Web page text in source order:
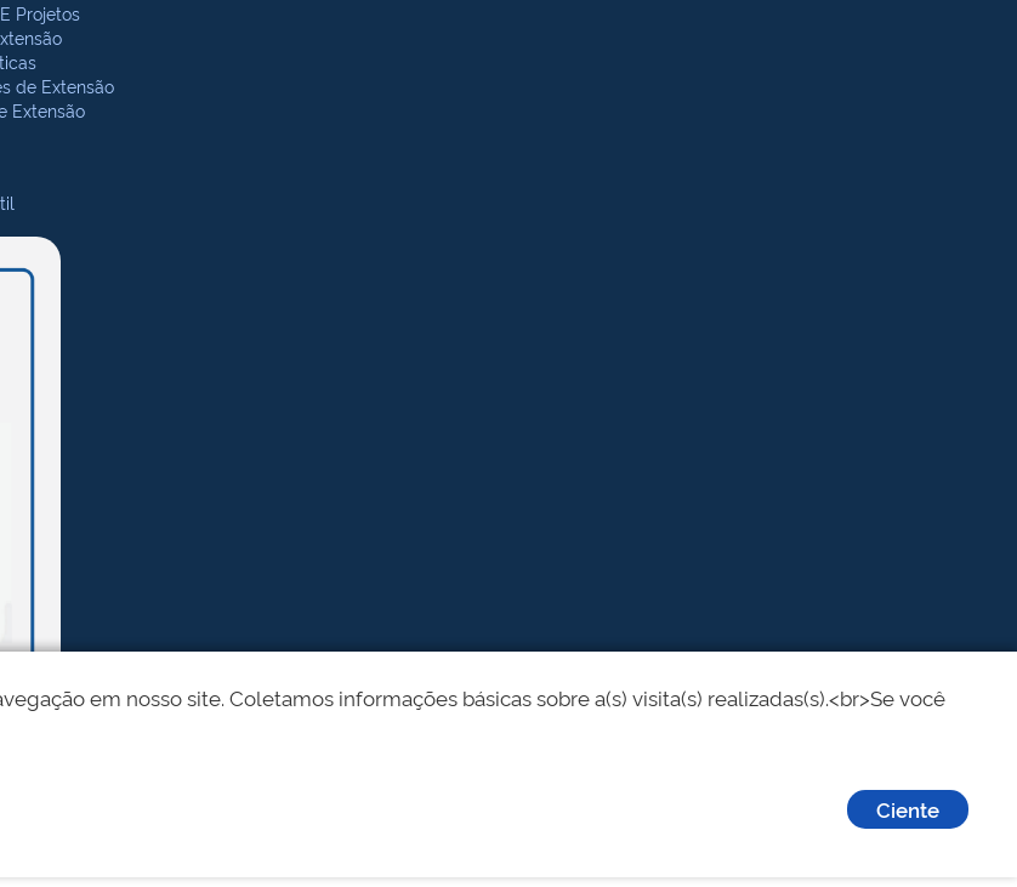
Projetos
de Extensão
Extensão
em nosso site. Coletamos informações básicas sobre a(s) visita(s) realizadas(s).<br>Se você
Ciente